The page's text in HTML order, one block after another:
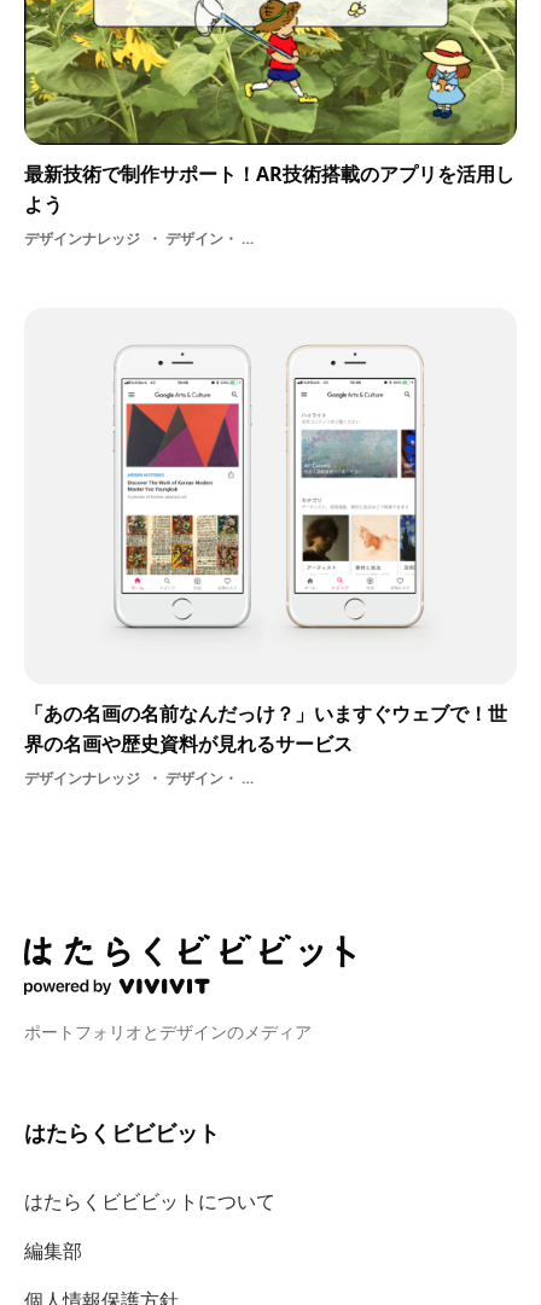
最新技術で制作サポート！AR技術搭載のアプリを活用し
よう
デザインナレッジ デザイン・ AR・ 学生・ 布
「あの名画の名前なんだっけ？」いますぐウェブで！世
界の名画や歴史資料が見れるサービス
デザインナレッジ デザイン・ アート・ サービス・ WEB・ app・ Service・ 学生
ポートフォリオとデザインのメディア
はたらくビビビット
はたらくビビビットについて
編集部